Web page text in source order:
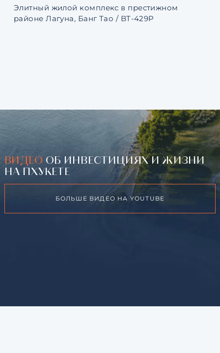
Элитный жилой комплекс в престижном
районе Лагуна, Банг Тао / BT-429P
ВИДЕО ОБ ИНВЕСТИЦИЯХ И ЖИЗНИ
НА ПХУКЕТЕ
БОЛЬШЕ ВИДЕО НА YOUTUBE